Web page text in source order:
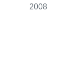
2008